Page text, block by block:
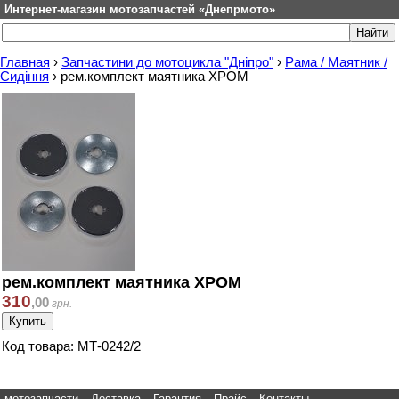
Интернет-магазин мотозапчастей «Днепрмото»
Главная › Запчастини до мотоцикла "Дніпро" › Рама / Маятник /
Сидіння › рем.комплект маятника ХРОМ
рем.комплект маятника ХРОМ
310,00 грн.
Код товара: МТ-0242/2